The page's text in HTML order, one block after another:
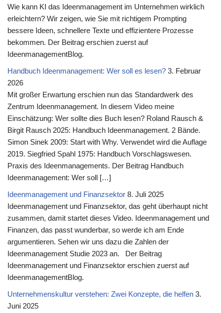
Wie kann KI das Ideenmanagement im Unternehmen wirklich
erleichtern? Wir zeigen, wie Sie mit richtigem Prompting
bessere Ideen, schnellere Texte und effizientere Prozesse
bekommen. Der Beitrag erschien zuerst auf
IdeenmanagementBlog.
Handbuch Ideenmanagement: Wer soll es lesen? 3. Februar
2026
Mit großer Erwartung erschien nun das Standardwerk des
Zentrum Ideenmanagement. In diesem Video meine
Einschätzung: Wer sollte dies Buch lesen? Roland Rausch &
Birgit Rausch 2025: Handbuch Ideenmanagement. 2 Bände.
Simon Sinek 2009: Start with Why. Verwendet wird die Auflage
2019. Siegfried Spahl 1975: Handbuch Vorschlagswesen.
Praxis des Ideenmanagements. Der Beitrag Handbuch
Ideenmanagement: Wer soll […]
Ideenmanagement und Finanzsektor 8. Juli 2025
Ideenmanagement und Finanzsektor, das geht überhaupt nicht
zusammen, damit startet dieses Video. Ideenmanagement und
Finanzen, das passt wunderbar, so werde ich am Ende
argumentieren. Sehen wir uns dazu die Zahlen der
Ideenmanagement Studie 2023 an. Der Beitrag
Ideenmanagement und Finanzsektor erschien zuerst auf
IdeenmanagementBlog.
Unternehmenskultur verstehen: Zwei Konzepte, die helfen 3.
Juni 2025